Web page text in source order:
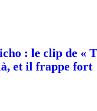
: le clip de «
et il frappe fort